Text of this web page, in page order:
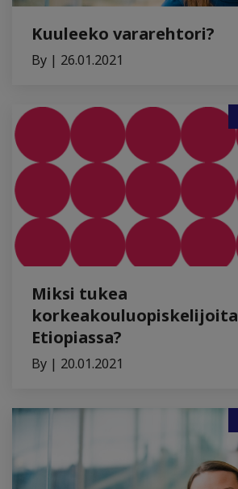
Kuuleeko vararehtori?
By | 26.01.2021
Miksi tukea
korkeakouluopiskelijoita
Etiopiassa?
By | 20.01.2021